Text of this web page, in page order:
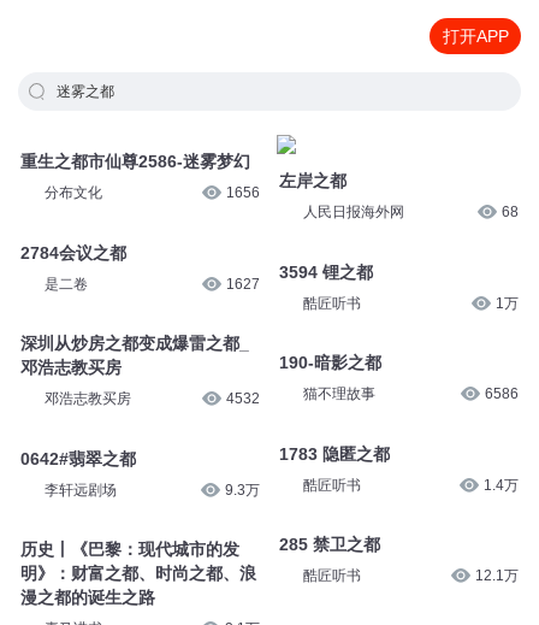
打开APP
迷雾之都
重生之都市仙尊2586-迷雾梦幻
分布文化 1656
2784会议之都
是二卷 1627
深圳从炒房之都变成爆雷之都_
邓浩志教买房
邓浩志教买房 4532
0642#翡翠之都
李轩远剧场 9.3万
历史丨《巴黎：现代城市的发
明》：财富之都、时尚之都、浪
漫之都的诞生之路
左岸之都
人民日报海外网 68
3594 锂之都
酷匠听书 1万
190-暗影之都
猫不理故事 6586
1783 隐匿之都
酷匠听书 1.4万
285 禁卫之都
酷匠听书 12.1万